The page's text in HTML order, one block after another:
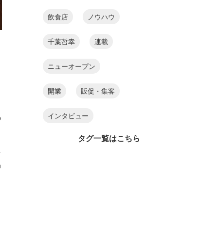
飲食店 ノウハウ
千葉哲幸 連載
ニューオープン
開業 販促・集客
インタビュー
タグ一覧はこちら